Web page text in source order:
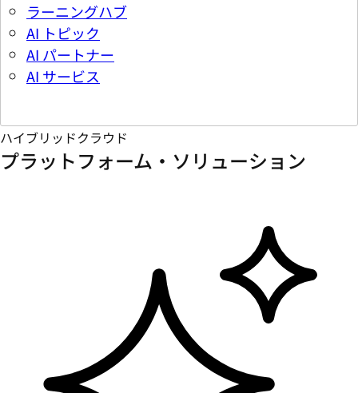
ラーニングハブ
AI トピック
AI パートナー
AI サービス
ハイブリッドクラウド
プラットフォーム・ソリューション